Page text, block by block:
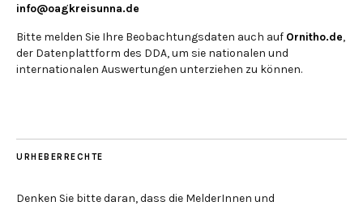
info@oagkreisunna.de
Bitte melden Sie Ihre Beobachtungsdaten auch auf Ornitho.de,
der Datenplattform des DDA, um sie nationalen und
internationalen Auswertungen unterziehen zu können.
URHEBERRECHTE
Denken Sie bitte daran, dass die MelderInnen und